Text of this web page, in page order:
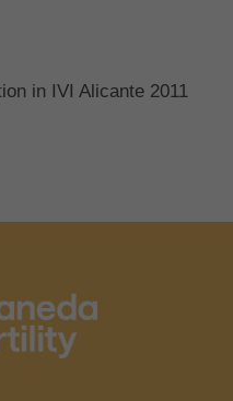
in IVI Alicante 2011